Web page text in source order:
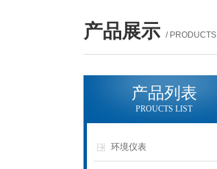
产品展示 / PRODUCTS
产品列表
PROUCTS LIST
环境仪表